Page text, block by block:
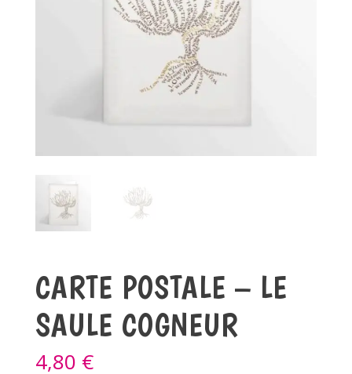
CARTE POSTALE – LE
SAULE COGNEUR
4,80 €